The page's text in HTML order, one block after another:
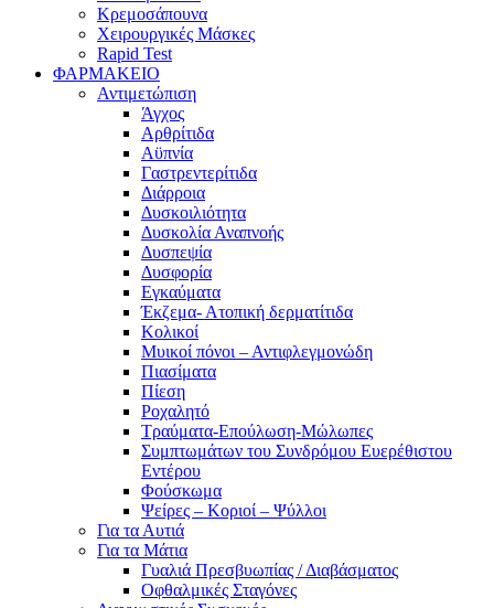
Κρεμοσάπουνα
Χειρουργικές Μάσκες
Rapid Test
ΦΑΡΜΑΚΕΙΟ
Αντιμετώπιση
Άγχος
Αρθρίτιδα
Αϋπνία
Γαστρεντερίτιδα
Διάρροια
Δυσκοιλιότητα
Δυσκολία Αναπνοής
Δυσπεψία
Δυσφορία
Εγκαύματα
Έκζεμα- Ατοπική δερματίτιδα
Κολικοί
Μυικοί πόνοι – Αντιφλεγμονώδη
Πιασίματα
Πίεση
Ροχαλητό
Τραύματα-Επούλωση-Μώλωπες
Συμπτωμάτων του Συνδρόμου Ευερέθιστου
Εντέρου
Φούσκωμα
Ψείρες – Κοριοί – Ψύλλοι
Για τα Αυτιά
Για τα Μάτια
Γυαλιά Πρεσβυωπίας / Διαβάσματος
Οφθαλμικές Σταγόνες